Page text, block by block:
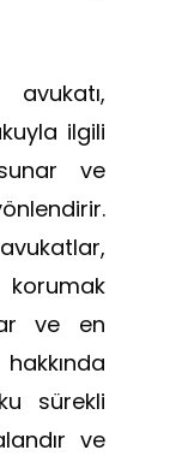
ilgili
ve
korumak
ve en
sürekli
ve